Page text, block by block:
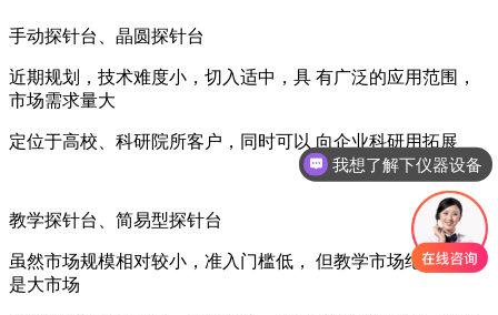
手动探针台、晶圆探针台
近期规划，技术难度小，切入适中，具 有广泛的应用范围，
市场需求量大
定位于高校、科研院所客户，同时可以 向企业科研用拓展
教学探针台、简易型探针台
虽然市场规模相对较小，准入门槛低， 但教学市场绝对值仍
是大市场
我想了解下仪器设备